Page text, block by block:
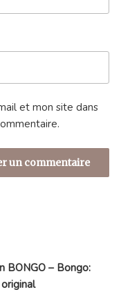
et mon site dans
BONGO – Bongo: